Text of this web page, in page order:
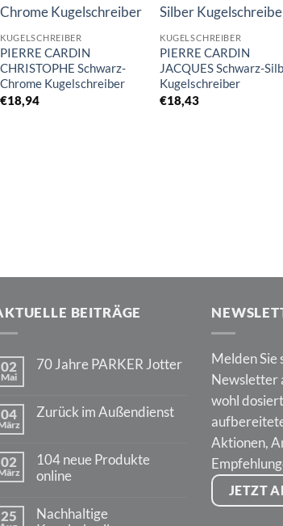
Auf die
Merkliste
KUGELSCHREIBER
PIERRE CARDIN
CHRISTOPHE Schwarz-
Chrome Kugelschreiber
€18,94
Auf
KUGELSCHREIBER
PIERRE CARDIN
JACQUES Schwarz-
Kugelschreiber
€18,43
BEITRÄGE
02
Mai
70 Jahre PARKER Jotter
70
04 Zurück im Außendienst
Zurück
im
Außendienst
02
104 neue Produkte
online
zu
25
Nachhaltige
Melden Sie
Newsletter
wohl
Aktionen,
JETZT